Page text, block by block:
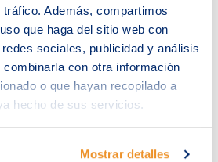
Además, compartimos
que haga del sitio web con
sociales, publicidad y análisis
con otra información
o que hayan recopilado a
hecho de sus servicios.
Mostrar detalles
tus
con clientes
de metas
de ventas